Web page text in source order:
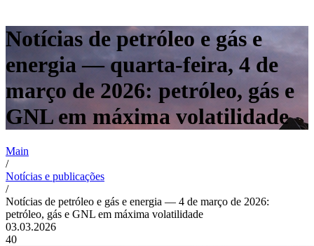
Notícias de petróleo e gás e
energia — quarta-feira, 4 de
março de 2026: petróleo, gás e
GNL em máxima volatilidade
Main
/
Notícias e publicações
/
Notícias de petróleo e gás e energia — 4 de março de 2026:
petróleo, gás e GNL em máxima volatilidade
03.03.2026
40